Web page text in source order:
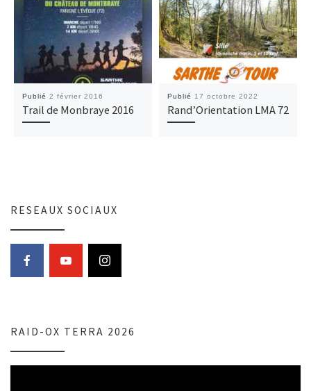
Publié 2 février 2016
Trail de Monbraye 2016
Publié 17 octobre 2022
Rand’Orientation LMA 72
RESEAUX SOCIAUX
RAID-OX TERRA 2026